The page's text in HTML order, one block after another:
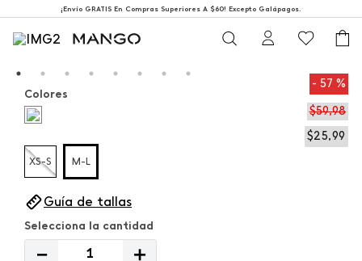
¡Envío GRATIS En Compras Superiores A $60! Excepto Galápagos.
57 %
$59,98
$25,99
Colores
XS-S M-L
Guía de tallas
＋
－